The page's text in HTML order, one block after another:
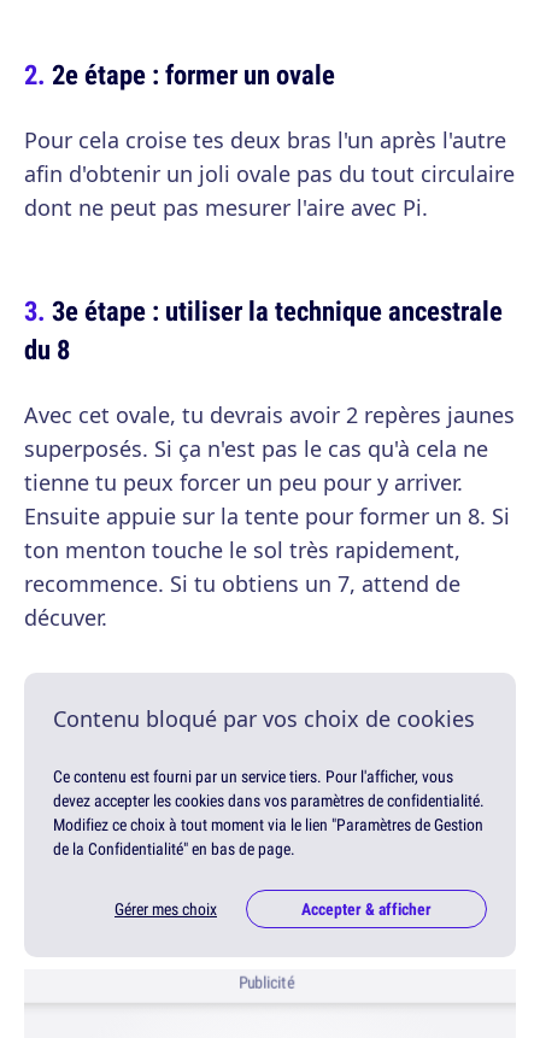
2e étape : former un ovale
Pour cela croise tes deux bras l'un après l'autre
afin d'obtenir un joli ovale pas du tout circulaire
dont ne peut pas mesurer l'aire avec Pi.
3e étape : utiliser la technique ancestrale
du 8
Avec cet ovale, tu devrais avoir 2 repères jaunes
superposés. Si ça n'est pas le cas qu'à cela ne
tienne tu peux forcer un peu pour y arriver.
Ensuite appuie sur la tente pour former un 8. Si
ton menton touche le sol très rapidement,
recommence. Si tu obtiens un 7, attend de
décuver.
Contenu bloqué par vos choix de cookies
Ce contenu est fourni par un service tiers. Pour l'afficher, vous
devez accepter les cookies dans vos paramètres de confidentialité.
Modifiez ce choix à tout moment via le lien "Paramètres de Gestion
de la Confidentialité" en bas de page.
Gérer mes choix Accepter & afficher
Publicité